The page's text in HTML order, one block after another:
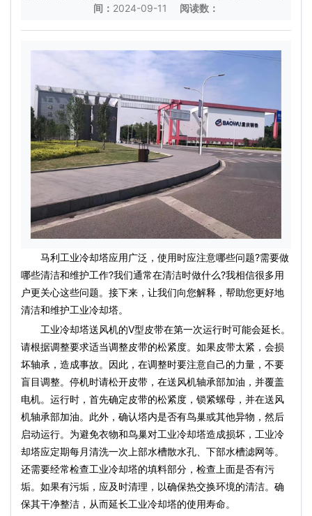
间： 2024-09-11 阅读数：
马利工业冷却塔应用广泛，使用时应注意哪些问题?需要做
哪些清洁和维护工作?我们通常在清洁时做什么?我相信很多用
户更关心这些问题。接下来，让我们向您解释，帮助您更好地
清洁和维护工业冷却塔。
工业冷却塔送风机的V型皮带在第一次运行时可能会延长。
请根据调整要求适当调整皮带的松紧度。如果皮带太紧，会损
坏轴承，造成事故。因此，在调整时要注意自己的力量，不要
盲目调整。停机时请松开皮带，在送风机轴承部加油，并覆盖
电机。运行时，首先确定皮带的松紧度，锁紧螺母，并在送风
机轴承部加油。此外，确认塔内是否有鸟巢或其他异物，然后
启动运行。为避免衣物和鸟巢对工业冷却塔造成损坏，工业冷
却塔应定期每月清洗一次上部水槽散水孔、下部水槽滤网等。
还需要经常检查工业冷却塔的填料部分，检查上面是否有污
垢。如果有污垢，应及时清理，以确保热交换环境的清洁。确
保其干净整洁，从而延长工业冷却塔的使用寿命。